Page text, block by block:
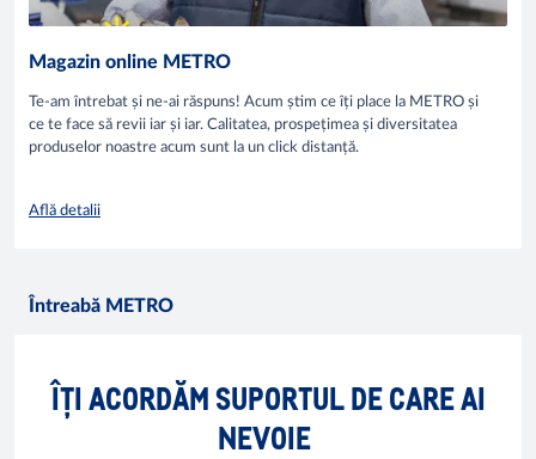
Magazin online METRO
Te-am întrebat și ne-ai răspuns! Acum știm ce îți place la METRO și
ce te face să revii iar și iar. Calitatea, prospețimea și diversitatea
produselor noastre acum sunt la un click distanță.
Află detalii
Întreabă METRO
ÎȚI ACORDĂM SUPORTUL DE CARE AI
NEVOIE